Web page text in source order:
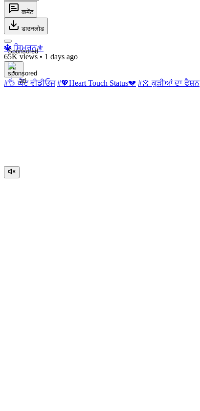
कमेंट
डाउनलोड
Sponsored
🔱 ਸਿਮਰਨ⚜️
65K views • 1 days ago
#👌 ਘੈਂਟ ਵੀਡੀਓਜ #💖Heart Touch Status💔 #👗 ਕੁੜੀਆਂ ਦਾ ਫੈਸ਼ਨ